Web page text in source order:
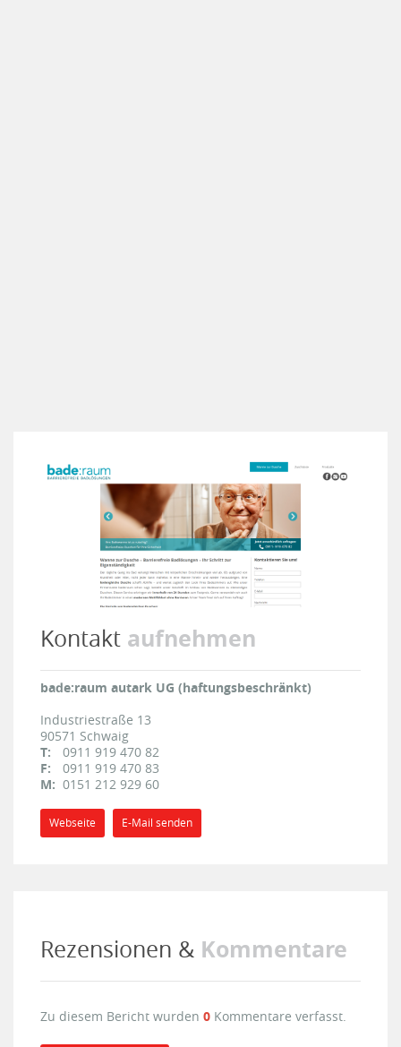
Kontakt aufnehmen
bade:raum autark UG (haftungsbeschränkt)
Industriestraße 13
90571 Schwaig
T:
0911 919 470 82
F:
0911 919 470 83
M: 0151 212 929 60
Webseite E-Mail senden
Rezensionen & Kommentare
Zu diesem Bericht wurden 0 Kommentare verfasst.